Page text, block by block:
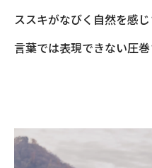
ススキがなびく自然を感じ
言葉では表現できない圧巻